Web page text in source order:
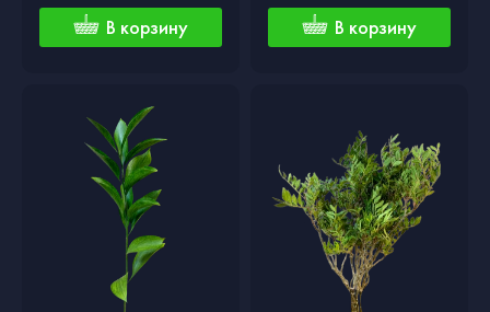
В корзину В корзину